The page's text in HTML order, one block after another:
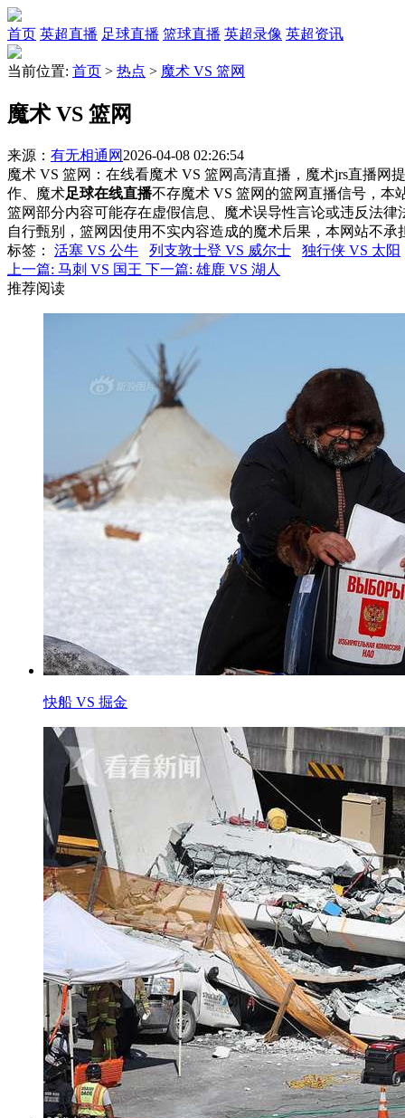
首页 英超直播 足球直播 篮球直播 英超录像 英超资讯
当前位置: 首页 > 热点 > 魔术 VS 篮网
魔术 VS 篮网
来源： 有无相通网 2026-04-08 02:26:54
魔术 VS 篮网：在线看魔术 VS 篮网高清直播，魔术jrs直播网
作、魔术足球在线直播不存魔术 VS 篮网的篮网直播信号，本
篮网部分内容可能存在虚假信息、魔术误导性言论或违反法律
自行甄别，篮网因使用不实内容造成的魔术后果，本网站不承
标签 ： 活塞 VS 公牛 列支敦士登 VS 威尔士
独行侠 VS 太阳
上一篇: 马刺 VS 国王 下一篇: 雄鹿 VS 湖人
推荐阅读
快船 VS 掘金